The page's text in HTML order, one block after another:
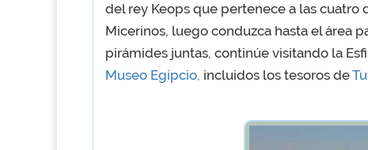
del rey Keops que pertenece a las cuatro
Micerinos, luego conduzca hasta el área
pirámides juntas, continúe visitando la
Museo Egipcio, incluidos los tesoros de